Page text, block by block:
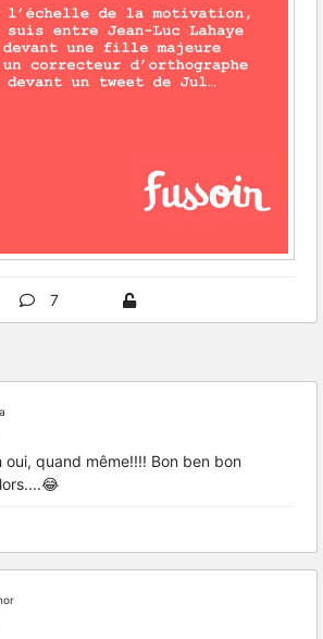
7
oui, quand même!!!! Bon ben bon